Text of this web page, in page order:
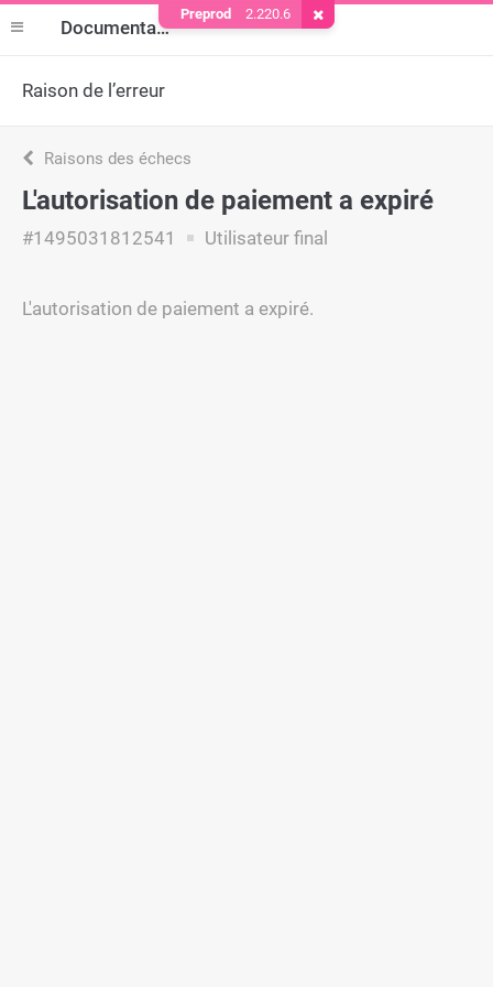
Documentation
Raison de l’erreur
Raisons des échecs
L'autorisation de paiement a expiré
#1495031812541 Utilisateur final
L'autorisation de paiement a expiré.
Preprod 2.220.6 Supprimer le cookie